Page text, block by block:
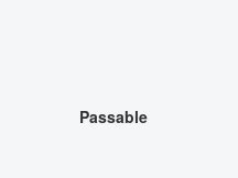
Passable